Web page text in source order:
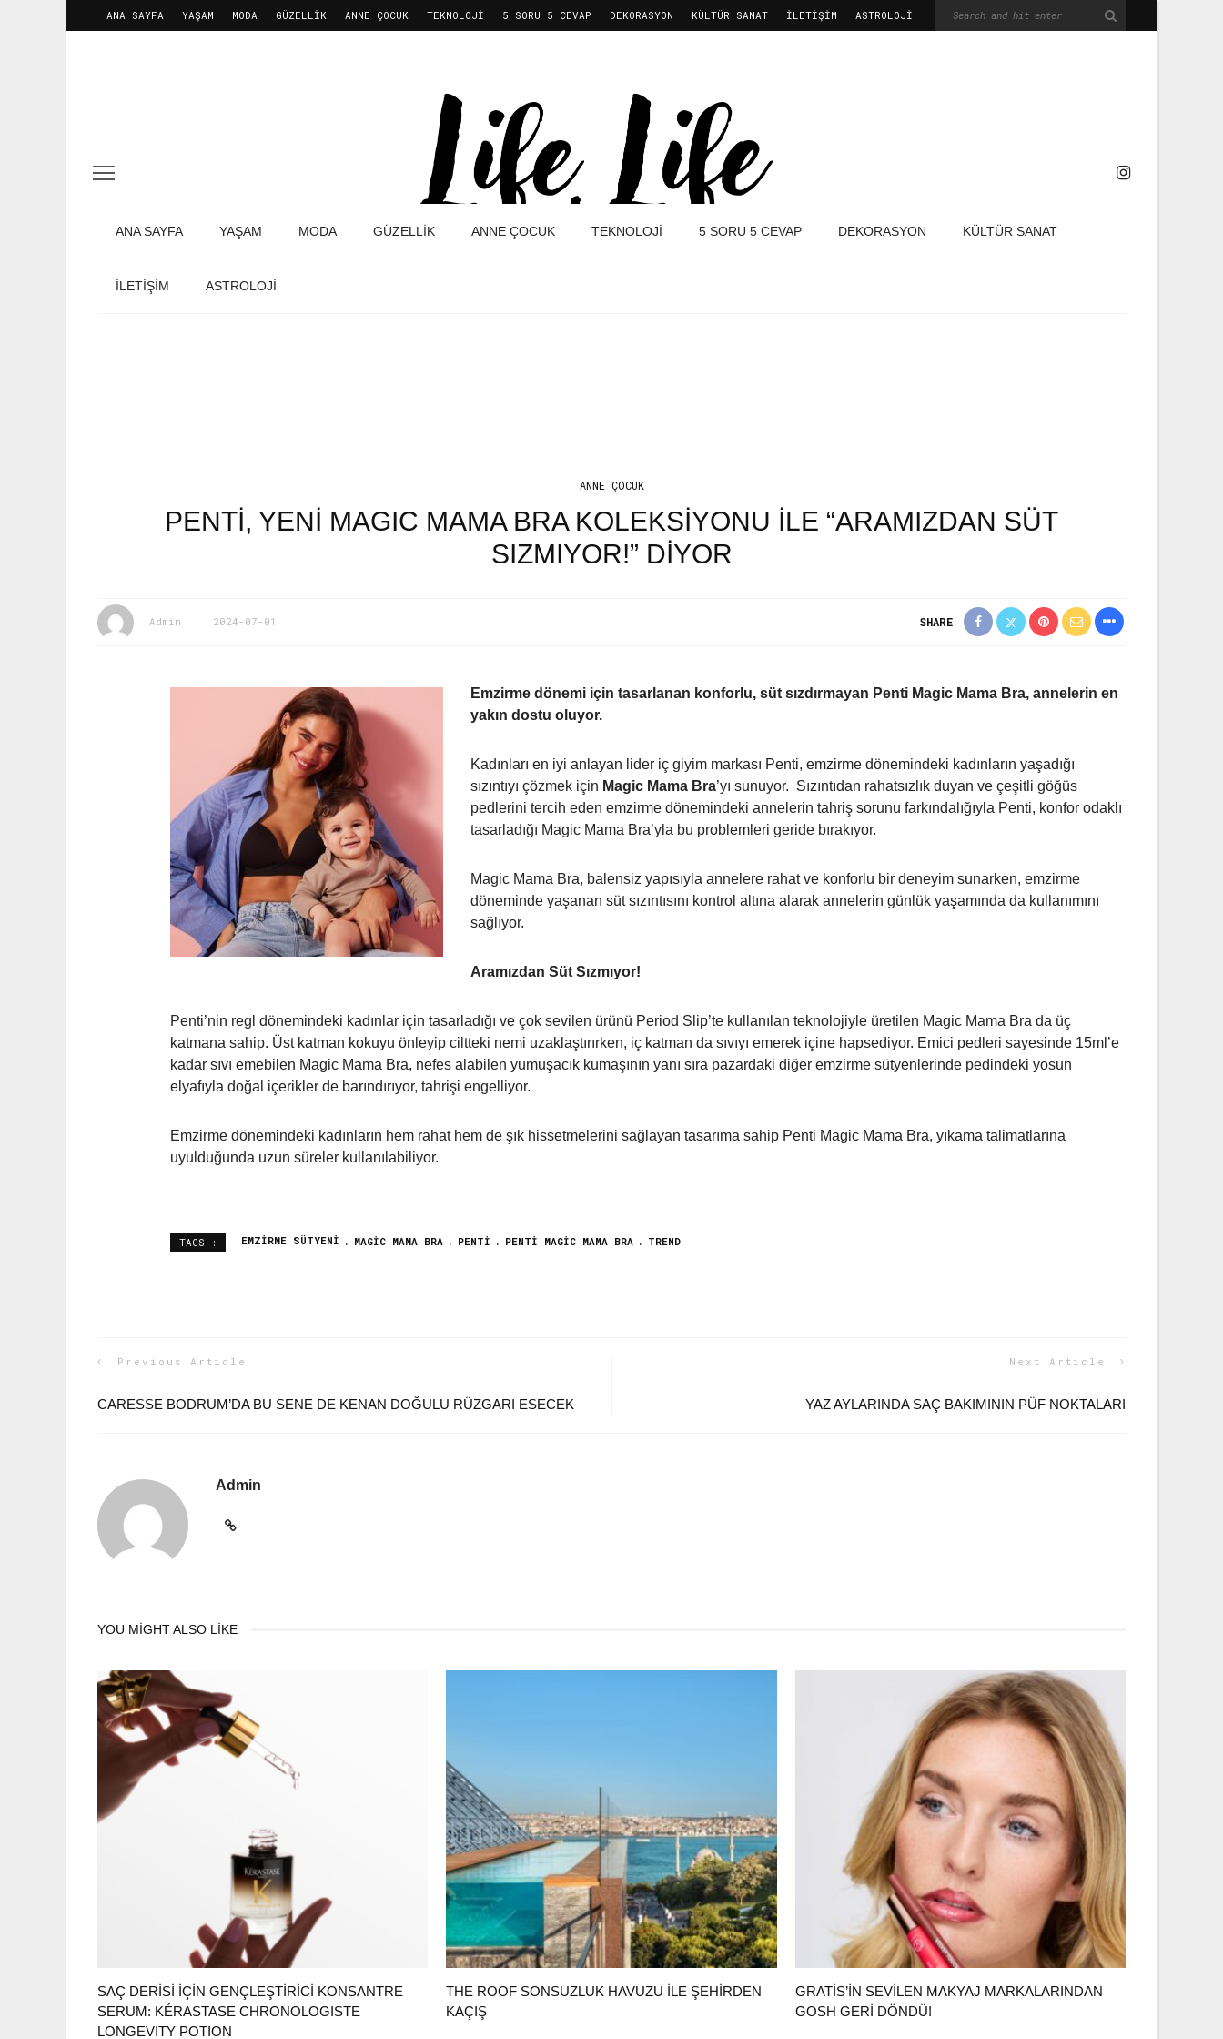
ANA SAYFA YAŞAM MODA GÜZELLIK ANNE ÇOCUK TEKNOLOJI 5 SORU 5 CEVAP DEKORASYON KÜLTÜR SANAT İLETIŞIM ASTROLOJİ
ANA SAYFA YAŞAM MODA GÜZELLIK ANNE ÇOCUK TEKNOLOJI 5 SORU 5 CEVAP DEKORASYON KÜLTÜR SANAT
İLETIŞIM ASTROLOJİ
ANNE ÇOCUK
PENTİ, YENİ MAGIC MAMA BRA KOLEKSİYONU İLE “ARAMIZDAN SÜT
SIZMIYOR!” DİYOR
Admin 2024-07-01 SHARE
Emzirme dönemi için tasarlanan konforlu, süt sızdırmayan Penti Magic Mama Bra, annelerin en
yakın dostu oluyor.
Kadınları en iyi anlayan lider iç giyim markası Penti, emzirme dönemindeki kadınların yaşadığı
sızıntıyı çözmek için Magic Mama Bra’yı sunuyor. Sızıntıdan rahatsızlık duyan ve çeşitli göğüs
pedlerini tercih eden emzirme dönemindeki annelerin tahriş sorunu farkındalığıyla Penti, konfor odaklı
tasarladığı Magic Mama Bra’yla bu problemleri geride bırakıyor.
Magic Mama Bra, balensiz yapısıyla annelere rahat ve konforlu bir deneyim sunarken, emzirme
döneminde yaşanan süt sızıntısını kontrol altına alarak annelerin günlük yaşamında da kullanımını
sağlıyor.
Aramızdan Süt Sızmıyor!
Penti’nin regl dönemindeki kadınlar için tasarladığı ve çok sevilen ürünü Period Slip’te kullanılan teknolojiyle üretilen Magic Mama Bra da üç
katmana sahip. Üst katman kokuyu önleyip ciltteki nemi uzaklaştırırken, iç katman da sıvıyı emerek içine hapsediyor. Emici pedleri sayesinde 15ml’e
kadar sıvı emebilen Magic Mama Bra, nefes alabilen yumuşacık kumaşının yanı sıra pazardaki diğer emzirme sütyenlerinde pedindeki yosun
elyafıyla doğal içerikler de barındırıyor, tahrişi engelliyor.
Emzirme dönemindeki kadınların hem rahat hem de şık hissetmelerini sağlayan tasarıma sahip Penti Magic Mama Bra, yıkama talimatlarına
uyulduğunda uzun süreler kullanılabiliyor.
TAGS : EMZIRME SÜTYENI MAGIC MAMA BRA PENTI PENTI MAGIC MAMA BRA TREND
Previous Article
CARESSE BODRUM’DA BU SENE DE KENAN DOĞULU RÜZGARI ESECEK
Next Article
YAZ AYLARINDA SAÇ BAKIMININ PÜF NOKTALARI
Admin
YOU MIGHT ALSO LIKE
SAÇ DERİSİ İÇİN GENÇLEŞTİRİCİ KONSANTRE
SERUM: KÉRASTASE CHRONOLOGISTE
LONGEVITY POTION
THE ROOF SONSUZLUK HAVUZU ILE ŞEHIRDEN
KAÇIŞ
GRATIS’IN SEVILEN MAKYAJ MARKALARINDAN
GOSH GERI DÖNDÜ!